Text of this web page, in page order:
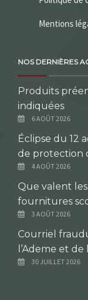
Mentions
NOS DERNIÈRES
Produits
indiquées
6 AOÛT 2026
Éclipse du 12
de protection
4 AOÛT 2026
Que valent
fournitures
3 AOÛT 2026
Courriel
l’Ademe et de
30 JUILLET 2026